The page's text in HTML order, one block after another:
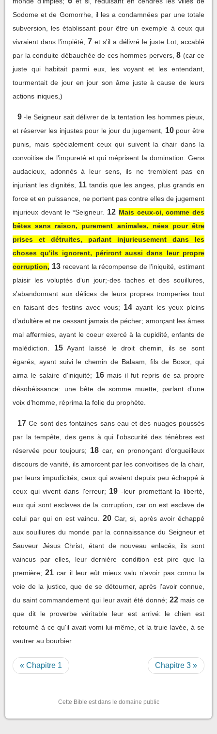
Sodome et de Gomorrhe, il les a condamnées par une totale
subversion, les établissant pour être un exemple à ceux qui
vivraient dans l'impiété; 7 et s'il a délivré le juste Lot, accablé
par la conduite débauchée de ces hommes pervers, 8 (car ce
juste qui habitait parmi eux, les voyant et les entendant,
tourmentait de jour en jour son âme juste à cause de leurs
actions iniques,)
9 -le Seigneur sait délivrer de la tentation les hommes pieux,
et réserver les injustes pour le jour du jugement,
10 pour être
punis, mais spécialement ceux qui suivent la chair dans la
convoitise de l'impureté et qui méprisent la domination. Gens
audacieux, adonnés à leur sens, ils ne tremblent pas en
injuriant les dignités,
11 tandis que les anges, plus grands en
force et en puissance, ne portent pas contre elles de jugement
injurieux devant le *Seigneur.
12 Mais ceux-ci, comme des
bêtes sans raison, purement animales, nées pour être
prises et détruites, parlant injurieusement dans les
choses qu'ils ignorent, périront aussi dans leur propre
corruption, 13 recevant la récompense de l'iniquité, estimant
plaisir les voluptés d'un jour;-des taches et des souillures,
s'abandonnant aux délices de leurs propres tromperies tout
en faisant des festins avec vous; 14 ayant les yeux pleins
d'adultère et ne cessant jamais de pécher; amorçant les âmes
mal affermies, ayant le coeur exercé à la cupidité, enfants de
malédiction.
15 Ayant laissé le droit chemin, ils se sont
égarés, ayant suivi le chemin de Balaam, fils de Bosor, qui
aima le salaire d'iniquité; 16 mais il fut repris de sa propre
désobéissance: une bête de somme muette, parlant d'une
voix d'homme, réprima la folie du prophète.
17 Ce sont des fontaines sans eau et des nuages poussés
par la tempête, des gens à qui l'obscurité des ténèbres est
réservée pour toujours; 18 car, en prononçant d'orgueilleux
discours de vanité, ils amorcent par les convoitises de la chair,
par leurs impudicités, ceux qui avaient depuis peu échappé à
ceux qui vivent dans l'erreur; 19 -leur promettant la liberté,
eux qui sont esclaves de la corruption, car on est esclave de
celui par qui on est vaincu.
20 Car, si, après avoir échappé
aux souillures du monde par la connaissance du Seigneur et
Sauveur Jésus Christ, étant de nouveau enlacés, ils sont
vaincus par elles, leur dernière condition est pire que la
première; 21 car il leur eût mieux valu n'avoir pas connu la
voie de la justice, que de se détourner, après l'avoir connue,
du saint commandement qui leur avait été donné; 22 mais ce
que dit le proverbe véritable leur est arrivé: le chien est
retourné à ce qu'il avait vomi lui-même, et la truie lavée, à se
vautrer au bourbier.
« Chapitre 1 Chapitre 3 »
Cette Bible est dans le domaine public